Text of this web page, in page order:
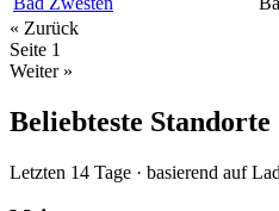
« Zurück
Seite 1
Weiter »
Beliebteste Standorte
Letzten 14 Tage · basierend auf